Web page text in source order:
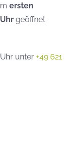
ersten
geöffnet
unter +49 621